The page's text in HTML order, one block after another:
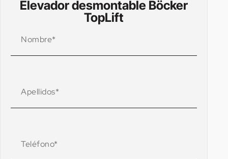
Elevador desmontable Böcker
TopLift